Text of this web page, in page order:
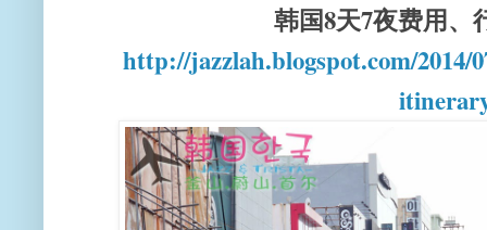
韩国8天7夜费用、
http://jazzlah.blogspot.com/2014/